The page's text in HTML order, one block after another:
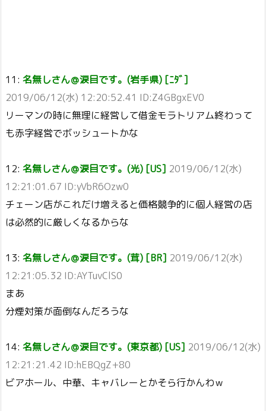
11: 名無しさん＠涙目です。(岩手県) [ﾆﾀﾞ]
2019/06/12(水) 12:20:52.41 ID:Z4GBgxEV0
リーマンの時に無理に経営して借金モラトリアム終わって
も赤字経営でボッシュートかな
12: 名無しさん＠涙目です。(光) [US] 2019/06/12(水)
12:21:01.67 ID:yVbR6Ozw0
チェーン店がこれだけ増えると価格競争的に個人経営の店
は必然的に厳しくなるからな
13: 名無しさん＠涙目です。(茸) [BR] 2019/06/12(水)
12:21:05.32 ID:AYTuvClS0
まあ
分煙対策が面倒なんだろうな
14: 名無しさん＠涙目です。(東京都) [US] 2019/06/12(水)
12:21:21.42 ID:hEBQgZ+80
ビアホール、中華、キャバレーとかそら行かんわｗ